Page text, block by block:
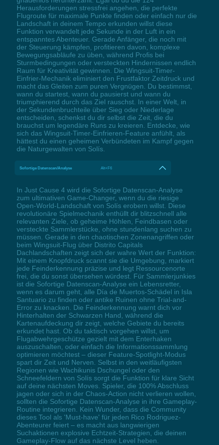
Herausforderungen stressfrei angehen, die perfekte
Flugroute für maximale Punkte finden oder einfach nur die
Landschaft in deinem Tempo erkunden willst diese
Funktion verwandelt jede Sekunde in der Luft in ein
entspanntes Abenteuer. Gerade Anfänger, die noch mit
der Steuerung kämpfen, profitieren davon, komplexe
Bewegungsabläufe zu üben, während Profis bei
Sturmbedingungen oder versteckten Hindernissen endlich
Raum für Kreativität gewinnen. Die Wingsuit-Timer-
Einfrier-Mechanik eliminiert den Frustfaktor Zeitdruck und
macht das Gleiten zum puren Vergnügen. Du bestimmst,
wann du startest, wann du pausierst und wann du
triumphierend durch das Ziel rauschst. In einer Welt, in
der Sekundenbruchteile über Sieg oder Niederlage
entscheiden, schenkst du dir selbst die Zeit, die du
brauchst um legendäre Runs zu kreieren. Entdecke, wie
sich das Wingsuit-Timer-Einfrieren-Feature anfühlt, als
hättest du einen geheimen Verbündeten im Kampf gegen
die Naturgewalten von Solís.
Sofortige Datenscan/Analyse Alt+F6
In Just Cause 4 wird die Sofortige Datenscan-Analyse
zum ultimativen Game-Changer, wenn du die riesige
Open-World-Landschaft von Solís erobern willst. Diese
revolutionäre Spielmechanik enthüllt dir blitzschnell alle
relevanten Ziele, ob geheime Höhlen, Feindbasen oder
versteckte Sammlerstücke, ohne stundenlang suchen zu
müssen. Gerade in den chaotischen Zonenangriffen oder
beim Wingsuit-Flug über Distrito Capitals
Dachlandschaften zeigt sich der wahre Wert der Funktion:
Mit einem Knopfdruck scannt sie die Umgebung, markiert
jede Feinderkennung präzise und legt Ressourcenorte
frei, die du sonst übersehen würdest. Für Sammlerjunkies
ist die Sofortige Datenscan-Analyse ein Lebensretter,
wenn es darum geht, alle Día de Muertos-Schädel in Isla
Santuario zu finden oder antike Ruinen ohne Trial-and-
Error zu knacken. Die Feinderkennung warnt dich vor
Hinterhalten der Schwarzen Hand, während die
Kartenaufdeckung dir zeigt, welche Gebiete du bereits
erkundet hast. Ob du taktisch vorgehen willst, um
Flugabwehrgeschütze gezielt mit dem Enterhaken
auszuschalten, oder einfach die Informationssammlung
optimieren möchtest – dieser Feature-Spotlight-Modus
spart dir Zeit und Nerven. Selbst in den weitläufigsten
Regionen wie Wachikunis Dschungel oder den
Schneefeldern von Solís sorgt die Funktion für klare Sicht
auf deine nächsten Moves. Spieler, die 100% Abschluss
jagen oder sich in der Chaos-Action nicht verlieren wollen,
sollten die Sofortige Datenscan-Analyse in ihre Gameplay-
Routine integrieren. Kein Wunder, dass die Community
dieses Tool als 'Must-have' für jeden Rico Rodriguez-
Abenteurer feiert – es macht aus langwierigen
Suchaktionen explosive Echtzeit-Strategien, die deinen
Gameplay-Flow auf das nächste Level heben.